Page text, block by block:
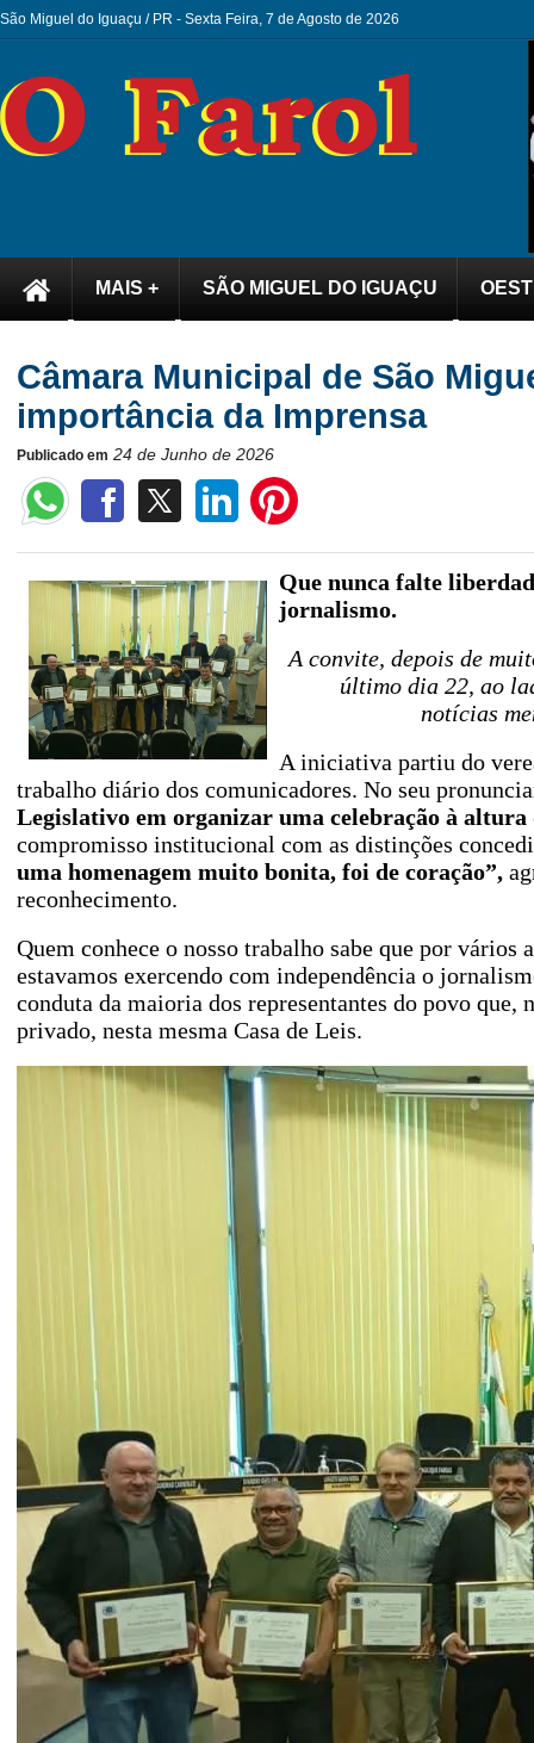
São Miguel do Iguaçu / PR - Sexta Feira, 7 de Agosto de 2026
MAIS + SÃO MIGUEL DO IGUAÇU
Câmara Municipal de São
importância da Imprensa
Publicado em 24 de Junho de 2026
Que nunca falte
jornalismo.
A convite, depois de
último dia 22, ao
notícias
A iniciativa partiu do
trabalho diário dos comunicadores. No seu
Legislativo em organizar uma celebração à altura
compromisso institucional com as distinções
uma homenagem muito bonita, foi de coração”,
reconhecimento.
Quem conhece o nosso trabalho sabe que por
estavamos exercendo com independência o
conduta da maioria dos representantes do povo
privado, nesta mesma Casa de Leis.